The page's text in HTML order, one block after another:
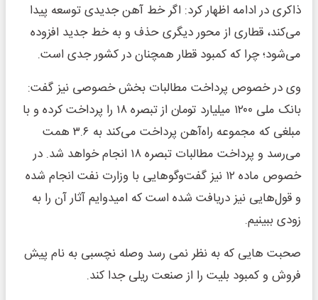
ذاکری در ادامه اظهار کرد: اگر خط آهن جدیدی توسعه پیدا
می‌کند، قطاری از محور دیگری حذف و به خط جدید افزوده
می‌شود؛ چرا که کمبود قطار همچنان در کشور جدی است.
وی در خصوص پرداخت مطالبات بخش خصوصی نیز گفت:
بانک ملی ۱۲۰۰ میلیارد تومان از تبصره ۱۸ را پرداخت کرده و با
مبلغی که مجموعه راه‌آهن پرداخت می‌کند به ۳.۶ همت
می‌رسد و پرداخت مطالبات تبصره ۱۸ انجام خواهد شد. در
خصوص ماده ۱۲ نیز گفت‌وگوهایی با وزارت نفت انجام شده
و قول‌هایی نیز دریافت شده است که امیدوایم آثار آن را به
زودی ببینیم.
صحبت هایی که به نظر نمی رسد وصله نچسبی به نام پیش
فروش و کمبود بلیت را از صنعت ریلی جدا کند.